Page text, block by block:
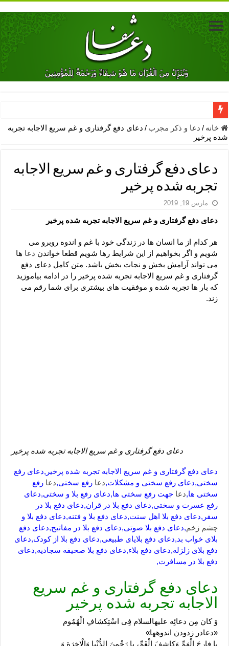
دعای جلب محبت فوری معشوق – دعای جلب محبت شوهر
دعای مشکل گشا برای رفع فقر – ذکرهای روزی‌ بخش
معجزات دعای یا من اظهر الجمیل – دعای یا من اظهر الجمیل برای
مهم ترین اذکار الهی و فضیلت آن ها – ذکر مخصوص مستجاب الدعوه
دعا برای ترس بچه ها در خواب – دعای ترس و بی خوابی کودکان
لا حول ولا قوة الا بالله برای چشم زخم – دعای چشم زخم ماشاالله
دعای قوی رفع ترس – دعای مجرب برای آرامش قلب و رفع اضطراب
دعا برای پولدار شدن در یک روز – دعای ثروت حضرت سلیمان
خانه / دعا و ذکر مجرب / دعای دفع گرفتاری و غم سریع الاجابه تجربه
شده پرخیر
دعای دفع گرفتاری و غم سریع الاجابه
تجربه شده پرخیر
مارس 19, 2019
دعای دفع گرفتاری و غم سریع الاجابه تجربه شده پرخیر
هر کدام از ما انسان ها در زندگی خود با غم و اندوه روبرو می
شویم و اگر بخواهیم از این شرایط رها شویم قطعا خواندن دعا ها
می تواند آرامش بخش و نجات بخش باشد. متن کامل دعای دفع
گرفتاری و غم سریع الاجابه تجربه شده پرخیر را در ادامه بیاموزید
که بار ها تجربه شده و موفقیت های بیشتری برای شما رقم می
زند.
دعای دفع گرفتاری و غم سریع الاجابه تجربه شده پرخیر
دعای دفع گرفتاری و غم سریع الاجابه تجربه شده پرخیر,دعای رفع
سختی,دعای رفع سختی و مشکلات,دعا رفع سختی,دعا رفع
سختی ها,دعا جهت رفع سختی ها,دعای رفع بلا و سختی,دعای
رفع عسرت و سختی,دعای دفع بلا در قران,دعای دفع بلا در
سفر,دعای دفع بلا اهل سنت,دعای دفع بلا و فتنه,دعای دفع بلا و
چشم زخم,دعای دفع بلا صوتی,دعای دفع بلا در مفاتیح,دعای دفع
بلای خواب بد,دعای دفع بلایای طبیعی,دعای دفع بلا از کودک,دعای
دفع بلای زلزله,دعای دفع بلاء,دعای دفع بلا صحیفه سجادیه,دعای
دفع بلا در مسافرت,
دعای دفع گرفتاری و غم سریع
الاجابه تجربه شده پرخیر
وَ كان مِن دعائِه عليه‏السلام فِى اسْتِكشافِ الْهُمُوم‏
«دعادر زدودن اندوهها»
يا فارِجَ الْهَمِّ وَكاشِفَ الْغَمِّ، يا رَحْمنَ الدُّنْيا وَالْاخِرَةِ وَ